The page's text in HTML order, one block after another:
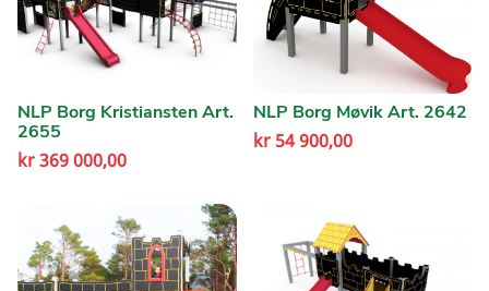
NLP Borg Kristiansten Art.
2655
kr369 000,00
NLP Borg Møvik Art. 2642
kr54 900,00